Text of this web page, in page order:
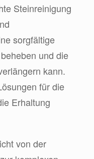
Steinreinigung
sorgfältige
und die
kann.
für die
Erhaltung
von der